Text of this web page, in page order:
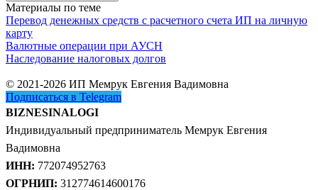
Материалы по теме
Перевод денежных средств с расчетного счета ИП на личную
карту
Валютные операции при АУСН
Наследование налоговых долгов
© 2021-2026 ИП Мемрук Евгения Вадимовна
Подписаться в Telegram
BIZNESINALOGI
Индивидуальный предприниматель Мемрук Евгения
Вадимовна
ИНН: 772074952763
ОГРНИП: 312774614600176